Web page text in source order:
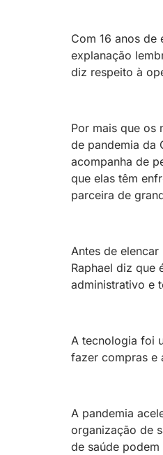
Com 16 anos de
explanação
diz respeito à
Por mais que os
de pandemia da
acompanha de
que elas têm
parceira de
Antes de
Raphael diz que
administrativo e
A tecnologia foi
fazer compras e
A pandemia
organização de
de saúde podem